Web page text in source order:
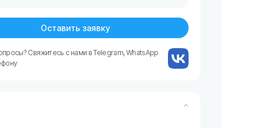
Оставить заявку
Свяжитесь с нами в Telegram, WhatsApp